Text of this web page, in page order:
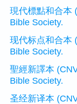
現代標點和合本
Bible Society.
现代标点和合本
Bible Society.
聖經新譯本
Bible Society.
圣经新译本